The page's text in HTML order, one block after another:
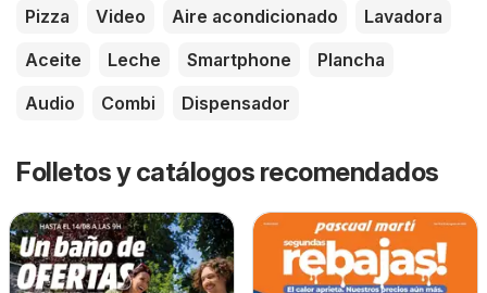
Pizza Video Aire acondicionado
Lavadora
Aceite
Leche Smartphone
Plancha
Audio
Combi Dispensador
Folletos y catálogos recomendados